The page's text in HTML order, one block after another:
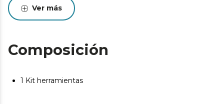
Ver más
Composición
1 Kit herramientas